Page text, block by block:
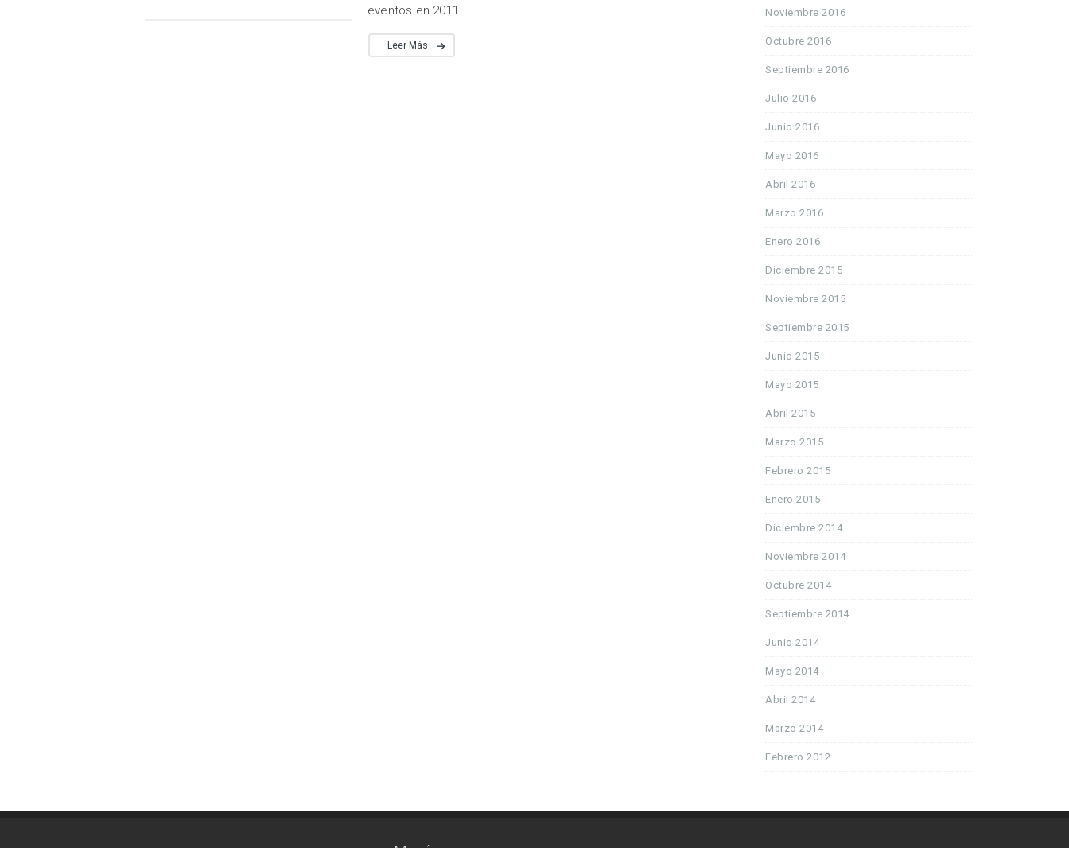
eventos en 2011.
Leer Más
Noviembre 2016
Octubre 2016
Septiembre 2016
Julio 2016
Junio 2016
Mayo 2016
Abril 2016
Marzo 2016
Enero 2016
Diciembre 2015
Noviembre 2015
Septiembre 2015
Junio 2015
Mayo 2015
Abril 2015
Marzo 2015
Febrero 2015
Enero 2015
Diciembre 2014
Noviembre 2014
Octubre 2014
Septiembre 2014
Junio 2014
Mayo 2014
Abril 2014
Marzo 2014
Febrero 2012